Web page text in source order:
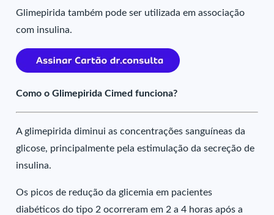
Glimepirida também pode ser utilizada em associação
com insulina.
Como o Glimepirida Cimed funciona?
A glimepirida diminui as concentrações sanguíneas da
glicose, principalmente pela estimulação da secreção de
insulina.
Os picos de redução da glicemia em pacientes
diabéticos do tipo 2 ocorreram em 2 a 4 horas após a